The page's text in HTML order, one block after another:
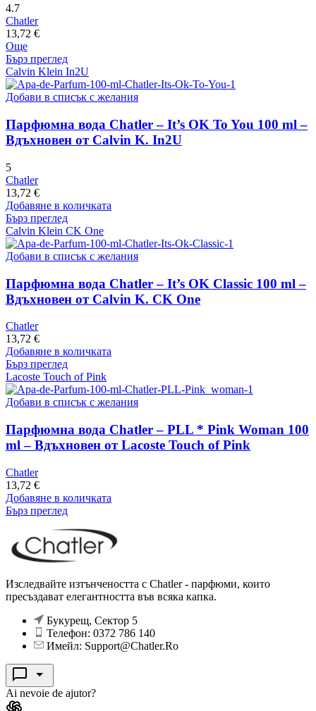
4.7
Chatler
13,72 €
Още
Бърз преглед
Calvin Klein In2U
Добави в списък с желания
Парфюмна вода Chatler – It’s OK To You 100 ml –
Вдъхновен от Calvin K. In2U
5
Chatler
13,72 €
Добавяне в количката
Бърз преглед
Calvin Klein CK One
Добави в списък с желания
Парфюмна вода Chatler – It’s OK Classic 100 ml –
Вдъхновен от Calvin K. CK One
Chatler
13,72 €
Добавяне в количката
Бърз преглед
Lacoste Touch of Pink
Добави в списък с желания
Парфюмна вода Chatler – PLL * Pink Woman 100
ml – Вдъхновен от Lacoste Touch of Pink
Chatler
13,72 €
Добавяне в количката
Бърз преглед
Изследвайте изтънчеността с Chatler - парфюми, които
пресъздават елегантността във всяка капка.
Букурещ, Сектор 5
Телефон: 0372 786 140
Имейл: Support@Chatler.Ro
Ai nevoie de ajutor?